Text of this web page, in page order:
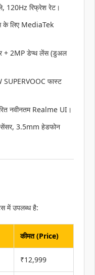
120Hz रिफ्रेश रेट।
के लिए MediaTek
+ 2MP डेप्थ लेंस (डुअल
फास्ट
नवीनतम Realme UI।
सेंसर, 3.5mm हेडफोन
में उपलब्ध है:
कीमत (Price)
₹12,999